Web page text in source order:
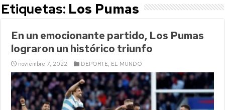
Etiquetas: Los Pumas
En un emocionante partido, Los Pumas
lograron un histórico triunfo
noviembre 7, 2022 DEPORTE, EL MUNDO